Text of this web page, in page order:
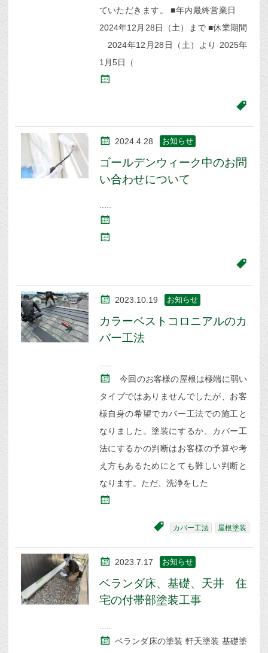
ていただきます。 ■年内最終営業日
2024年12月28日（土）まで ■休業期間
2024年12月28日（土）より 2025年
1月5日（
2024.4.28 お知らせ
ゴールデンウィーク中のお問
い合わせについて
2023.10.19 お知らせ
カラーベストコロニアルのカ
バー工法
今回のお客様の屋根は極端に弱い
タイプではありませんでしたが、お客
様自身の希望でカバー工法での施工と
なりました。塗装にするか、カバー工
法にするかの判断はお客様の予算や考
え方もあるためにとても難しい判断と
なります。ただ、洗浄をした
カバー工法 屋根塗装
2023.7.17 お知らせ
ベランダ床、基礎、天井 住
宅の付帯部塗装工事
ベランダ床の塗装 軒天塗装 基礎塗